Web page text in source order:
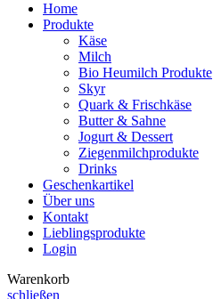
Home
Produkte
Käse
Milch
Bio Heumilch Produkte
Skyr
Quark & Frischkäse
Butter & Sahne
Jogurt & Dessert
Ziegenmilchprodukte
Drinks
Geschenkartikel
Über uns
Kontakt
Lieblingsprodukte
Login
Warenkorb
schließen